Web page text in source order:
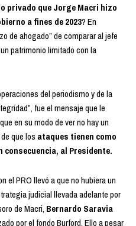
privado que Jorge Macri hizo
a fines de 2023? En
de ahogado” de comparar al jefe
patrimonio limitado con la
del periodismo y de la
fue el mensaje que le
en su modo de ver no hay un
que los ataques tienen como
al Presidente.
el PRO llevó a que no hubiera un
judicial llevada adelante por
de Macri, Bernardo Saravia
por el fondo Burford. Ello a pesar